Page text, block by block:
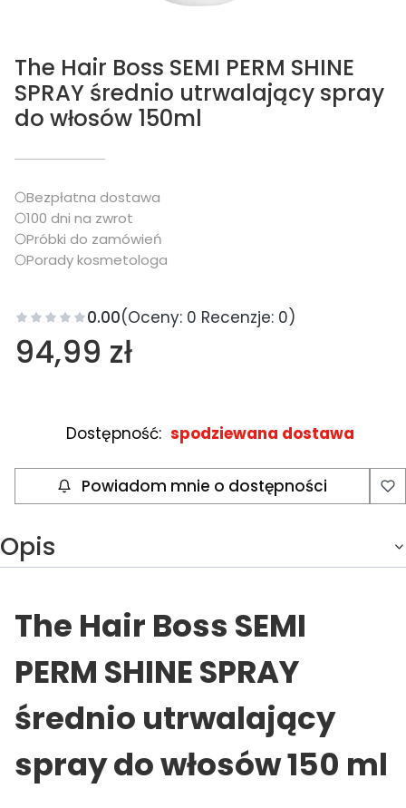
The Hair Boss SEMI PERM SHINE
SPRAY średnio utrwalający spray
do włosów 150ml
Bezpłatna dostawa
100 dni na zwrot
Próbki do zamówień
Porady kosmetologa
0.00(Oceny: 0 Recenzje: 0)
Cena
94,99 zł
Dostępność: spodziewana dostawa
Powiadom mnie o dostępności
Opis
The Hair Boss SEMI
PERM SHINE SPRAY
średnio utrwalający
spray do włosów 150 ml